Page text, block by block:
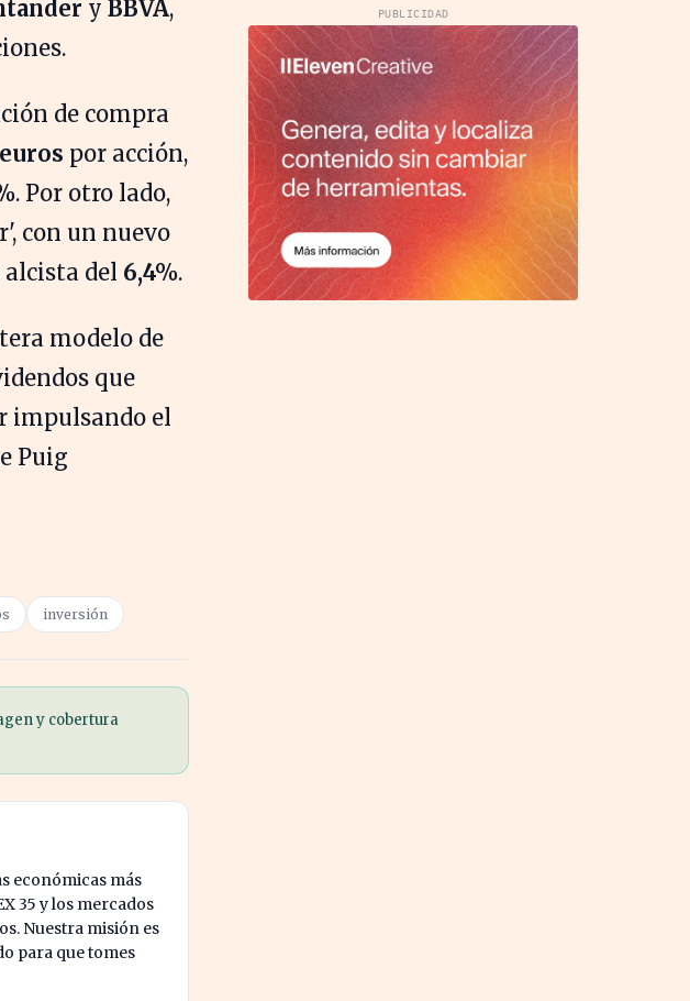
y BBVA,
de compra
por acción,
. Por otro lado,
con un nuevo
del 6,4%.
modelo de
que
impulsando el
Puig
inversión
y cobertura
económicas más
35 y los mercados
Nuestra misión es
para que tomes
PUBLICIDAD